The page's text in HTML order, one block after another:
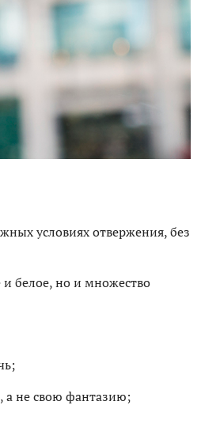
условиях отвержения, без
и белое, но и множество
а не свою фантазию;